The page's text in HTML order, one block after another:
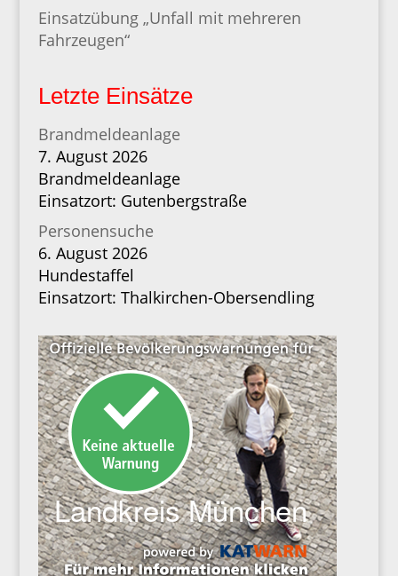
Einsatzübung „Unfall mit mehreren
Fahrzeugen“
Letzte Einsätze
Brandmeldeanlage
7. August 2026
Brandmeldeanlage
Einsatzort: Gutenbergstraße
Personensuche
6. August 2026
Hundestaffel
Einsatzort: Thalkirchen-Obersendling